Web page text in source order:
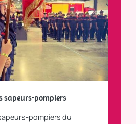
sapeurs-pompiers
pompiers du